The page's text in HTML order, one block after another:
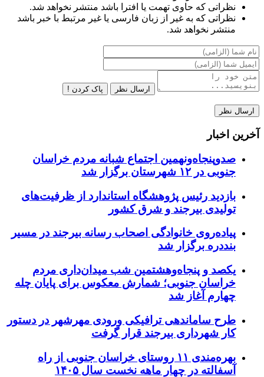
نظراتی که حاوی تهمت یا افترا باشد منتشر نخواهد شد.
نظراتی که به غیر از زبان فارسی یا غیر مرتبط با خبر باشد
منتشر نخواهد شد.
ارسال نظر پاک کردن !
آخرین اخبار
صدوپنجاه‌ونهمین اجتماع شبانه مردم خراسان
جنوبی در ۱۲ شهرستان برگزار شد
بازدید رئیس پژوهشگاه استاندارد از ظرفیت‌های
تولیدی بیرجند و شرق کشور
پیاده‌روی خانوادگی اصحاب رسانه بیرجند در مسیر
بنددره برگزار شد
یکصد و پنجاه‌وهشتمین شب میدان‌داری مردم
خراسان جنوبی؛ شمارش معکوس برای پایان چله
چهارم آغاز شد
طرح ساماندهی ترافیکی ورودی مهرشهر در دستور
کار شهرداری بیرجند قرار گرفت
بهره‌مندی ۱۱ روستای خراسان جنوبی از راه
آسفالته در چهار ماهه نخست سال ۱۴۰۵